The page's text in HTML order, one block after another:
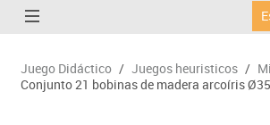
Juego Didáctico / Juegos heuristicos /
Conjunto 21 bobinas de madera arcoíris